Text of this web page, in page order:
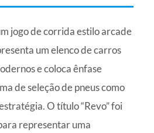
jogo de corrida estilo arcade
um elenco de carros
e coloca ênfase
de seleção de pneus como
O título “Revo” foi
representar uma